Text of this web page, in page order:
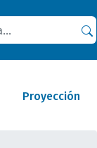
Proyección